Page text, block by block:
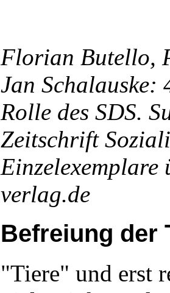
Florian Butello,
Jan Schalauske:
Rolle des SDS.
Zeitschrift
Einzelexemplare
verlag.de
Befreiung der
"Tiere" und erst